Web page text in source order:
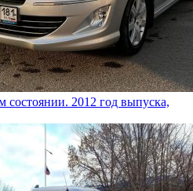
состоянии. 2012 год выпуска,